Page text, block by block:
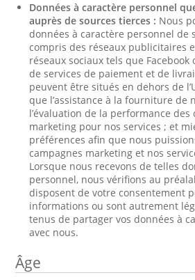
Données à caractère personnel
auprès de sources tierces : Nous
données à caractère personnel de
compris des réseaux publicitaires
réseaux sociaux tels que
de services de paiement et de
peuvent être situés en dehors de
que l’assistance à la fourniture de
l’évaluation de la performance des
marketing pour nos services ; et
préférences afin que nous
campagnes marketing et nos
Lorsque nous recevons de telles
personnel, nous vérifions au
disposent de votre consentement
informations ou sont autrement
tenus de partager vos données à
avec nous.
Âge